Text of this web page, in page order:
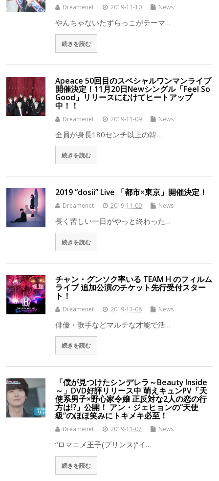
Dreamenet 2019-11-10 News
やんちゃないたずらっこがテーマ…
続きを読む
Apeace 50回目のスペシャルワンマンライブ
開催決定！11月20日Newシングル「Feel So
Good」リリースにむけてヒートアップ
中！！
Dreamenet 2019-11-09 News
全員が身長180センチ以上の韓…
続きを読む
2019 “dosii” Live 「都市×東京」開催決定！
Dreamenet 2019-11-09 News
長く苦しい一日がやっと終わった…
続きを読む
チャン・グンソク率いる TEAM H のフィルム
ライブ 追加公演のチケット先行受付スター
ト！
Dreamenet 2019-11-08 News
俳優・歌手などマルチな才能で活…
続きを読む
「僕が見つけたシンデレラ～Beauty Inside
～」DVD好評リリース中 萌えキュンPV「天
使系男子×野心家令嬢 正反対な2人の恋の行
方は!?」公開！ アン・ジェヒョンの“天使
級”のほほ笑みにトキメキ必至！
Dreamenet 2019-11-07 News
“ロマコメ王子(プリンス)”イ…
続きを読む